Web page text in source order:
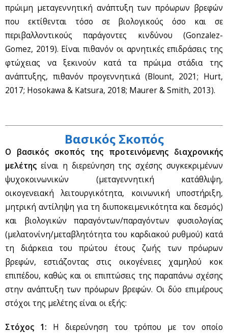
πρώιμη μεταγεννητική ανάπτυξη των πρόωρων βρεφών
που εκτίθενται τόσο σε βιολογικούς όσο και σε
περιβαλλοντικούς παράγοντες κινδύνου (Gonzalez-
Gomez, 2019). Είναι πιθανόν οι αρνητικές επιδράσεις της
φτώχειας να ξεκινούν κατά τα πρώιμα στάδια της
ανάπτυξης, πιθανόν προγεννητικά (Blount, 2021; Hurt,
2017; Hosokawa & Katsura, 2018; Maurer & Smith, 2013).
Βασικός Σκοπός
O βασικός σκοπός της προτεινόμενης διαχρονικής
μελέτης είναι η διερεύνηση της σχέσης συγκεκριμένων
ψυχοκοινωνικών (μεταγεννητική κατάθλιψη,
οικογενειακή λειτουργικότητα, κοινωνική υποστήριξη,
μητρική αντίληψη για τη διυποκειμενικότητα και δεσμός)
και βιολογικών παραγόντων/παραγόντων φυσιολογίας
(μελατονίνη/μεταβλητότητα του καρδιακού ρυθμού) κατά
τη διάρκεια του πρώτου έτους ζωής των πρόωρων
βρεφών, εστιάζοντας στις οικογένειες χαμηλού κοκ
επιπέδου, καθώς και οι επιπτώσεις της παραπάνω σχέσης
στην ανάπτυξη των πρόωρων βρεφών. Οι δύο επιμέρους
στόχοι της μελέτης είναι οι εξής:
Στόχος 1: Η διερεύνηση του τρόπου με τον οποίο